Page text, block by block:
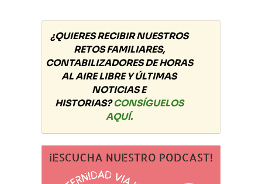
¿QUIERES RECIBIR NUESTROS
RETOS FAMILIARES,
CONTABILIZADORES DE HORAS
AL AIRE LIBRE Y ÚLTIMAS
NOTICIAS E
HISTORIAS?CONSÍGUELOS
AQUÍ.